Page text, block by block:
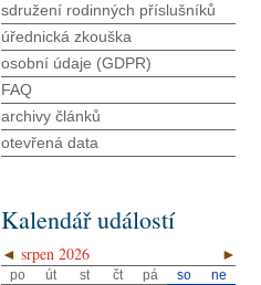
sdružení rodinných příslušníků
úřednická zkouška
osobní údaje (GDPR)
FAQ
archivy článků
otevřená data
Kalendář událostí
◄ ►
srpen 2026
po út st čt pá so
ne